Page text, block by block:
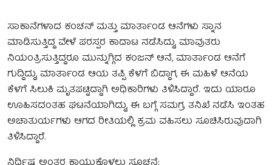
ಸಾಕಾನೆಗಳಾದ ಕಂಚನ್ ಮತ್ತು ಮಾರ್ತಾಂಡ ಆನೆಗಳು ಸ್ನಾನ
ಮಾಡಿಸುತ್ತಿದ್ದ ವೇಳೆ ಪರಸ್ಪರ ಕಾದಾಟ ನಡೆಸಿದ್ದು, ಮಾವುತರು
ನಿಯಂತ್ರಿಸುತ್ತಿದ್ದರೂ ಮುನ್ನುಗ್ಗಿದ ಕಂಜನ್ ಆನೆ, ಮಾರ್ತಾಂಡ ಆನೆಗೆ
ಗುದ್ದಿದ್ದು, ಮಾರ್ತಾಂಡ ಆಯ ತಪ್ಪಿ ಕೆಳಗೆ ಬಿದ್ದಾಗ, ಈ ಮಹಿಳೆ ಆನೆಯ
ಕೆಳಗೆ ಸಿಲುಕಿ ಮೃತಪಟ್ಟಿದ್ದಾಗಿ ಅಧಿಕಾರಿಗಳು ತಿಳಿಸಿದ್ದಾರೆ. ಇದು ಯಾರೂ
ಊಹಿಸದಂತಹ ಘಟನೆಯಾಗಿದ್ದು, ಈ ಬಗ್ಗೆ ಸಮಗ್ರ ತನಿಖೆ ನಡೆಸಿ ಇಂತಹ
ಅಚಾತುರ್ಯಗಳು ಆಗದ ರೀತಿಯಲ್ಲಿ ಕ್ರಮ ವಹಿಸಲು ಸೂಚಿಸಿರುವುದಾಗಿ
ತಿಳಿಸಿದ್ದಾರೆ.